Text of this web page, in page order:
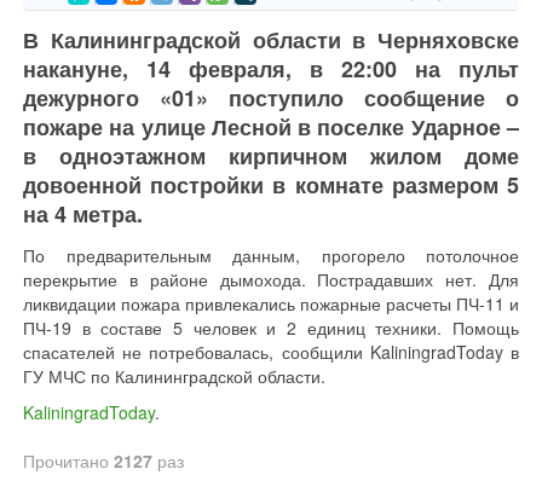
В Калининградской области в Черняховске
накануне, 14 февраля, в 22:00 на пульт
дежурного «01» поступило сообщение о
пожаре на улице Лесной в поселке Ударное –
в одноэтажном кирпичном жилом доме
довоенной постройки в комнате размером 5
на 4 метра.
По предварительным данным, прогорело потолочное
перекрытие в районе дымохода. Пострадавших нет. Для
ликвидации пожара привлекались пожарные расчеты ПЧ-11 и
ПЧ-19 в составе 5 человек и 2 единиц техники. Помощь
спасателей не потребовалась, сообщили KaliningradToday в
ГУ МЧС по Калининградской области.
KaliningradToday.
Прочитано 2127 раз